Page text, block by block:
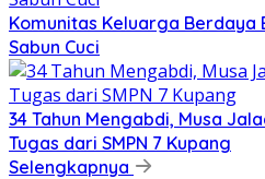
Komunitas Keluarga Berdaya
Sabun Cuci
34 Tahun Mengabdi, Musa
Tugas dari SMPN 7 Kupang
Selengkapnya